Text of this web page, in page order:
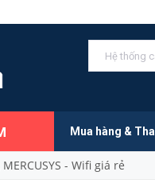
Mua hàng &
- Wifi giá rẻ